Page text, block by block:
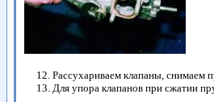
Рассухариваем клапаны, снимаем
Для упора клапанов при сжатии